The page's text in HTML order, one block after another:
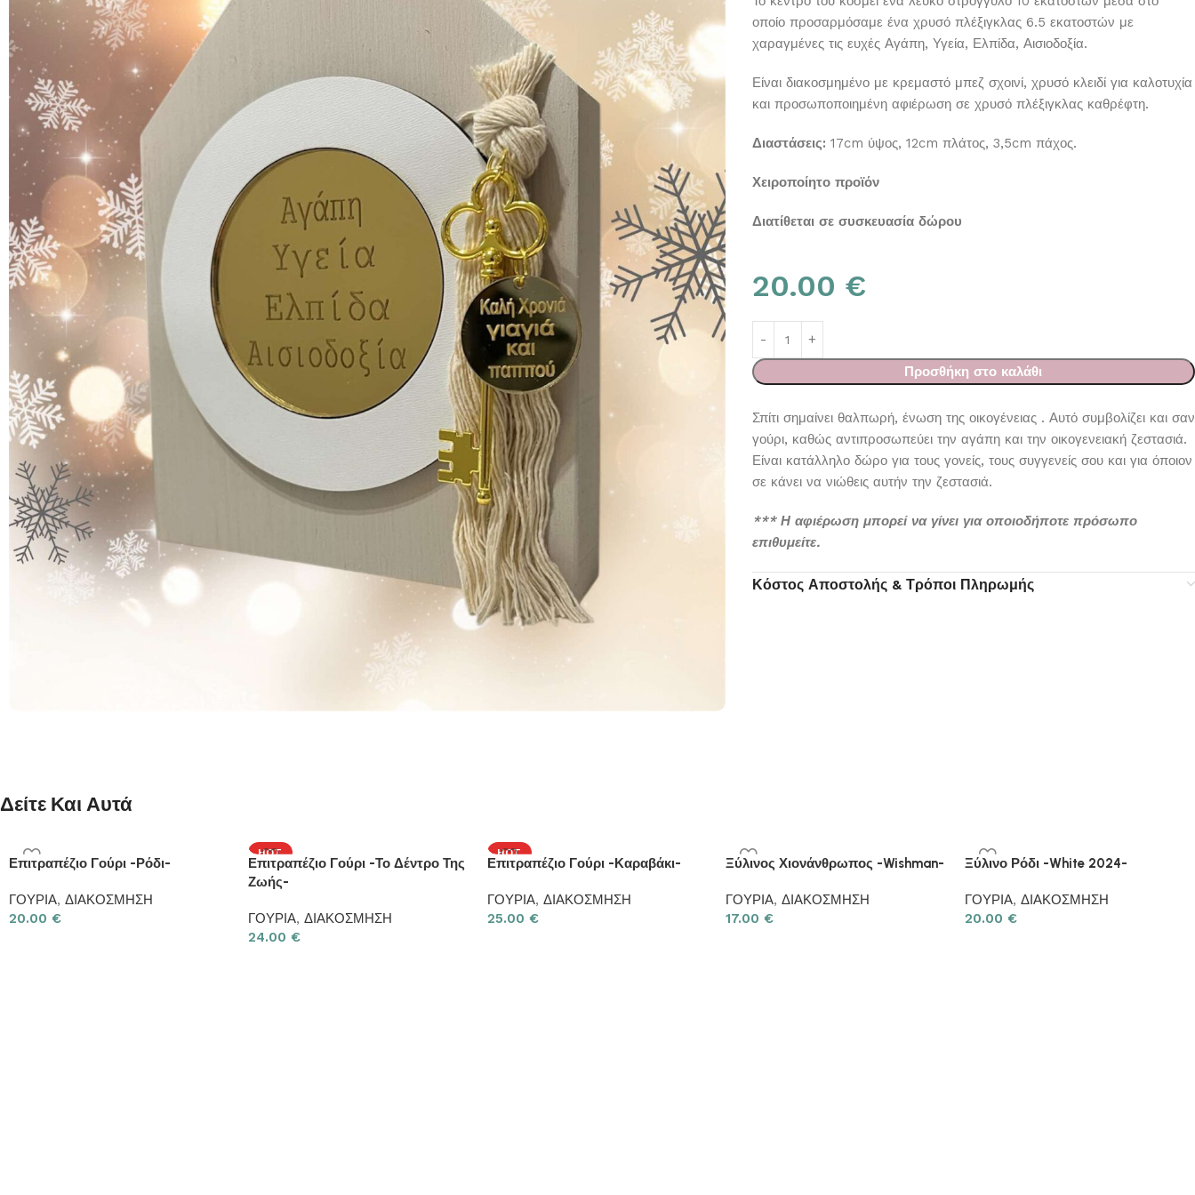
οποίο προσαρμόσαμε ένα χρυσό πλέξιγκλας 6.5 εκατοστών με
χαραγμένες τις ευχές Αγάπη, Υγεία, Ελπίδα, Αισιοδοξία.
Είναι διακοσμημένο με κρεμαστό μπεζ σχοινί, χρυσό κλειδί για καλοτυχία
και προσωποποιημένη αφιέρωση σε χρυσό πλέξιγκλας καθρέφτη.
Διαστάσεις: 17cm ύψος, 12cm πλάτος, 3,5cm πάχος.
Χειροποίητο προϊόν
Διατίθεται σε συσκευασία δώρου
20.00 €
Προσθήκη στο καλάθι
Σπίτι σημαίνει θαλπωρή, ένωση της οικογένειας . Αυτό συμβολίζει και σαν
γούρι, καθώς αντιπροσωπεύει την αγάπη και την οικογενειακή ζεστασιά.
Είναι κατάλληλο δώρο για τους γονείς, τους συγγενείς σου και για όποιον
σε κάνει να νιώθεις αυτήν την ζεστασιά.
*** Η αφιέρωση μπορεί να γίνει για οποιοδήποτε πρόσωπο
επιθυμείτε.
Κόστος Αποστολής & Τρόποι Πληρωμής
Δείτε Και Αυτά
Επιτραπέζιο Γούρι -Ρόδι-
ΓΟΥΡΙΑ, ΔΙΑΚΟΣΜΗΣΗ
20.00 €
HOT
Επιτραπέζιο Γούρι -Το Δέντρο Της
Ζωής-
ΓΟΥΡΙΑ, ΔΙΑΚΟΣΜΗΣΗ
24.00 €
HOT
Επιτραπέζιο Γούρι -Καραβάκι-
ΓΟΥΡΙΑ, ΔΙΑΚΟΣΜΗΣΗ
25.00 €
Ξύλινος Χιονάνθρωπος -Wishman-
ΓΟΥΡΙΑ,ΔΙΑΚΟΣΜΗΣΗ
17.00€
Ξύλινο Ρόδι -White 2024-
ΓΟΥΡΙΑ,ΔΙΑΚΟΣΜΗΣΗ
20.00€